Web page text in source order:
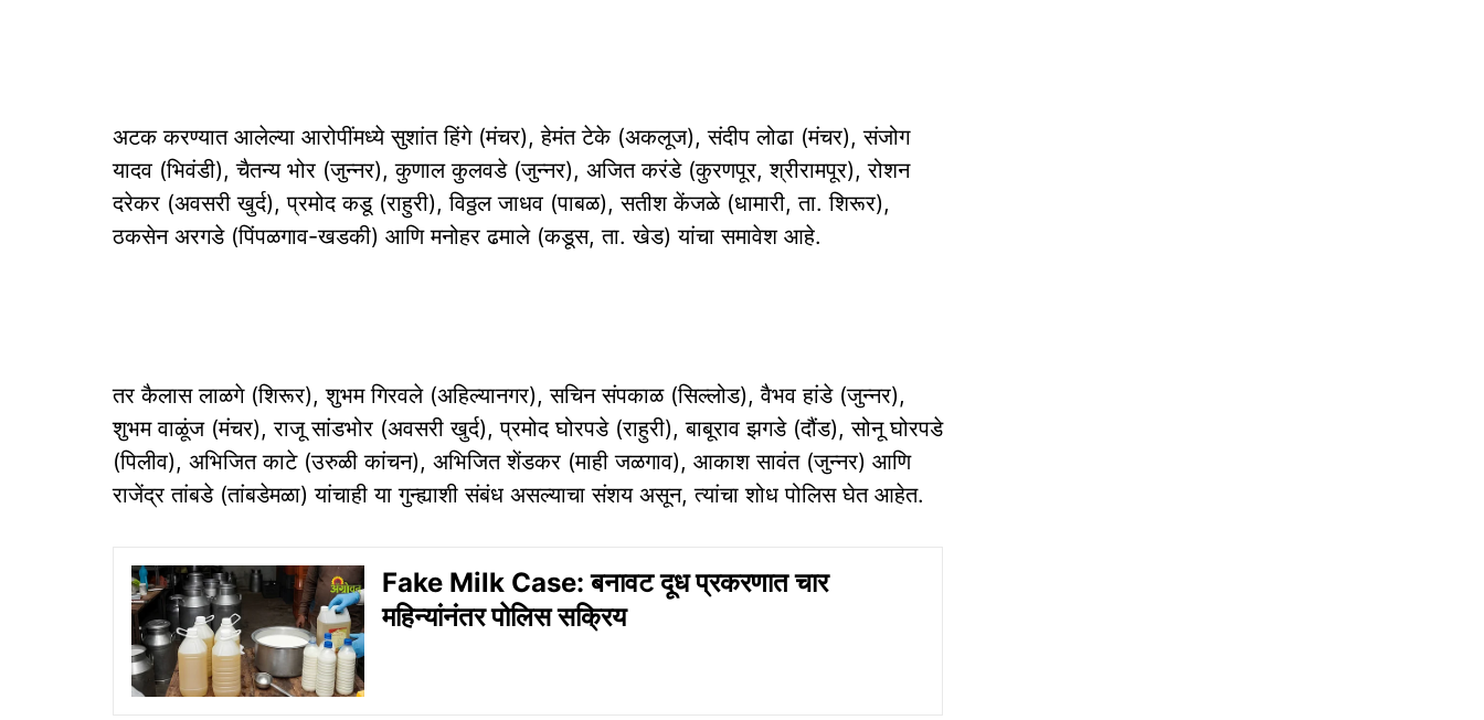
अटक करण्यात आलेल्या आरोपींमध्ये सुशांत हिंगे (मंचर), हेमंत टेके (अकलूज), संदीप लोढा (मंचर), संजोग
यादव (भिवंडी), चैतन्य भोर (जुन्नर), कुणाल कुलवडे (जुन्नर), अजित करंडे (कुरणपूर, श्रीरामपूर), रोशन
दरेकर (अवसरी खुर्द), प्रमोद कडू (राहुरी), विठ्ठल जाधव (पाबळ), सतीश केंजळे (धामारी, ता. शिरूर),
ठकसेन अरगडे (पिंपळगाव-खडकी) आणि मनोहर ढमाले (कडूस, ता. खेड) यांचा समावेश आहे.
तर कैलास लाळगे (शिरूर), शुभम गिरवले (अहिल्यानगर), सचिन संपकाळ (सिल्लोड), वैभव हांडे (जुन्नर),
शुभम वाळूंज (मंचर), राजू सांडभोर (अवसरी खुर्द), प्रमोद घोरपडे (राहुरी), बाबूराव झगडे (दौंड), सोनू घोरपडे
(पिलीव), अभिजित काटे (उरुळी कांचन), अभिजित शेंडकर (माही जळगाव), आकाश सावंत (जुन्नर) आणि
राजेंद्र तांबडे (तांबडेमळा) यांचाही या गुन्ह्याशी संबंध असल्याचा संशय असून, त्यांचा शोध पोलिस घेत आहेत.
Fake Milk Case: बनावट दूध प्रकरणात चार
महिन्यांनंतर पोलिस सक्रिय